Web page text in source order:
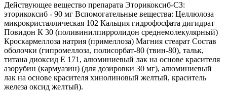
Действующее вещество препарата Эторикоксиб-СЗ:
эторикоксиб - 90 мг Вспомогательные вещества: Целлюлоза
микрокристаллическая 102 Кальция гидрофосфата дигидрат
Повидон К 30 (поливинилпирролидон среднемолекулярный)
Кроскармеллоза натрия (примеллоза) Магния стеарат Состав
оболочки (гипромеллоза, полисорбат-80 (твин-80), тальк,
титана диоксид Е 171, алюминиевый лак на основе красителя
азорубин (кармуазин) (для дозировки 30 мг), алюминиевый
лак на основе красителя хинолиновый желтый, краситель
железа оксид желтый).